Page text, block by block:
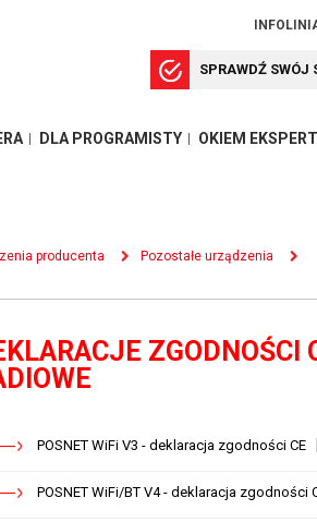
SPRAWDŹ SWÓJ
DLA PROGRAMISTY OKIEM
producenta
Pozostałe urządzenia
ZGODNOŚCI
POSNET WiFi V3 - deklaracja zgodności CE
POSNET WiFi/BT V4 - deklaracja zgodności